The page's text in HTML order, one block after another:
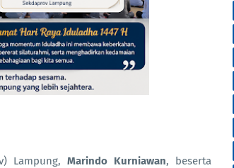
Lampung, Marindo Kurniawan, beserta